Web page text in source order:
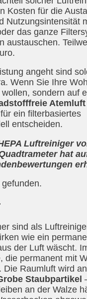
Kosten für die
Nutzungsintensität
das ganze
austauschen.
angeht sind
Wenn Sie Ihre
sondern auf
Atemluft
ein filterbasiertes
entscheiden.
Luftreiniger
hat
sind als
wie ein
der Luft wäscht.
die permanent mit
Die Raumluft wird
Staubpartikel
an der Walze